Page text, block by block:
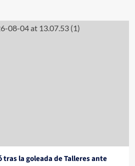
la goleada de Talleres ante